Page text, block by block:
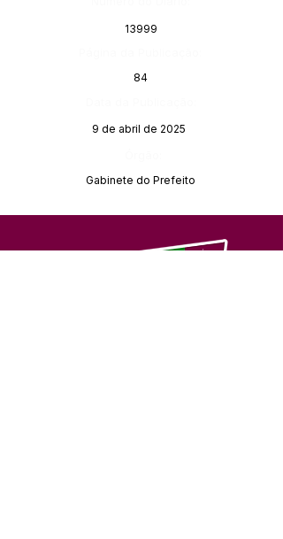
13999
84
9 de abril de 2025
Gabinete do Prefeito